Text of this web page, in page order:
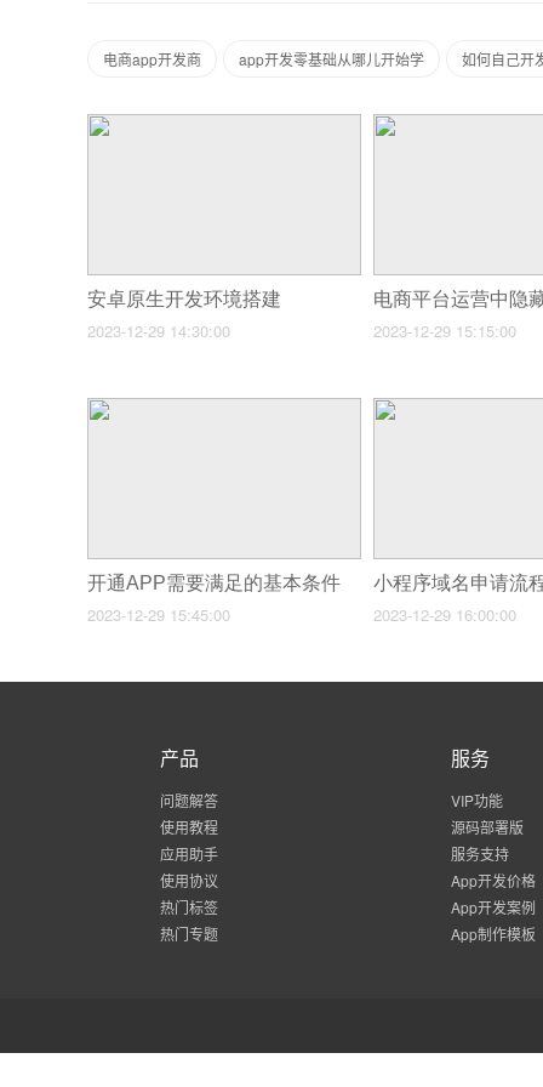
电商app开发商 app开发零基础从哪儿开始学 如何自己开
安卓原生开发环境搭建
2023-12-29 14:30:00
电商平台运营中隐
2023-12-29 15:15:00
开通APP需要满足的基本条件
2023-12-29 15:45:00 2023-12-29 16:00:00
产品
问题解答
使用教程
应用助手
使用协议
热门标签
热门专题
服务
VIP功能
源码部署版
服务支持
App开发价格
App开发案例
App制作模板